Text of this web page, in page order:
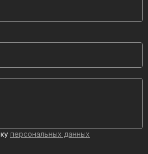
персональных данных